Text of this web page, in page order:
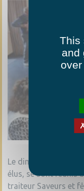
Le dimanche 13
élus, se sont réunis
traiteur Saveurs et
This
and